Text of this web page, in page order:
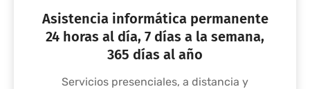
Asistencia informática permanente
24 horas al día, 7 días a la semana,
365 días al año
Servicios presenciales, a distancia y